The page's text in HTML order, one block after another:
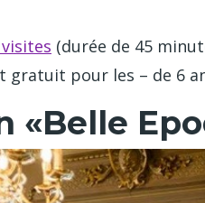
(durée de 45
gratuit pour les – de 6
«Belle